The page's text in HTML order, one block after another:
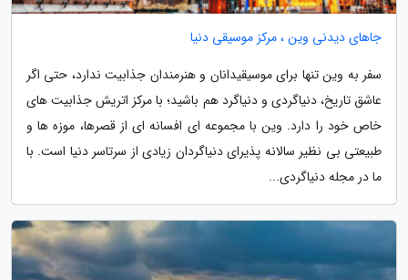
جاهای دیدنی وین ، مرکز موسیقی دنیا
سفر به وین تنها برای موسیقیدانان و هنرمندان جذابیت ندارد، حتی اگر
عاشق تاریخ، دنیاگردی و دنیاگرد هم باشید؛ با مرکز اتریش جذابیت های
خاص خود را دارد. وین با مجموعه ای افسانه ای از قصرها، موزه ها و
طبیعتی بی نظیر سالانه پذیرای دنیاگردان زیادی از سرتاسر دنیا است. با
ما در مجله دنیاگردی...